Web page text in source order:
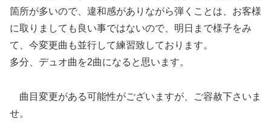
箇所が多いので、違和感がありながら弾くことは、お客様
に取りましても良い事ではないので、明日まで様子をみ
て、今変更曲も並行して練習致しております。
多分、デュオ曲を2曲になると思います。
曲目変更がある可能性がございますが、ご容赦下さいま
せ。